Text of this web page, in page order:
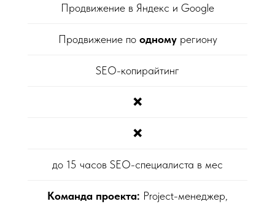
Продвижение в Яндекс и Google
Продвижение по одному региону
SEO-копирайтинг
❌
❌
до 15 часов SEO-специалиста в мес
Команда проекта: Project-менеджер,